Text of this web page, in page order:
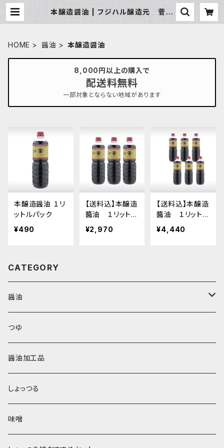
本醸造醤油 | フジハル醸造元 菅原
HOME 醤油 本醸造醤油
8,000円以上の購入で
配送料無料
一部対象とならない地域があります
本醸造醤油 １リ
ットルパック
¥490
【送料込】本醸造
醬油 １リットル
パックが３本
¥2,970
【送料込】本醸造
醬油 １リットル
パックが６本
¥4,440
CATEGORY
醤油
鶴印醤油
本醸造醤油
つゆ
醤油加工品
しょっつる
味噌